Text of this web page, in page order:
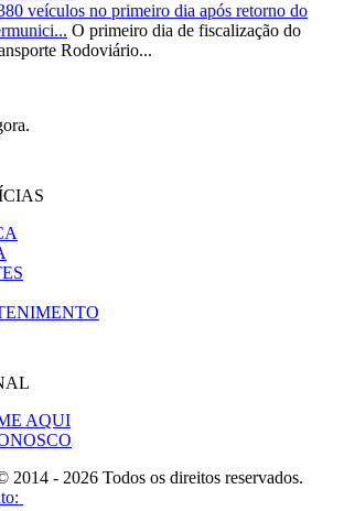
veículos no primeiro dia após retorno do
O primeiro dia de fiscalização do
Rodoviário...
AQUI
2014 - 2026 Todos os direitos reservados.